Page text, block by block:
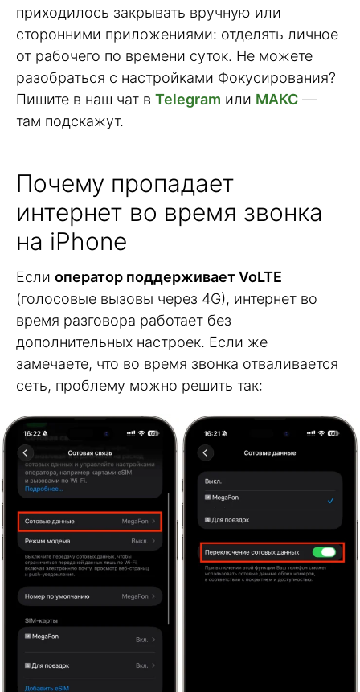
приходилось закрывать вручную или
сторонними приложениями: отделять личное
от рабочего по времени суток. Не можете
разобраться с настройками Фокусирования?
Пишите в наш чат в Telegram или МАКС —
там подскажут.
Почему пропадает
интернет во время звонка
на iPhone
Если оператор поддерживает VoLTE
(голосовые вызовы через 4G), интернет во
время разговора работает без
дополнительных настроек. Если же
замечаете, что во время звонка отваливается
сеть, проблему можно решить так: